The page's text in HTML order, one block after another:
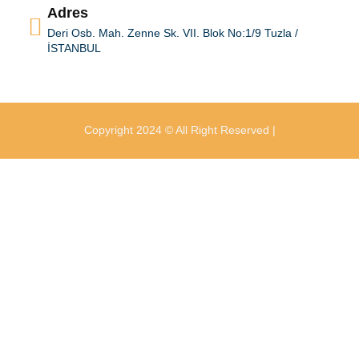
Adres
Deri Osb. Mah. Zenne Sk. VII. Blok No:1/9 Tuzla /
İSTANBUL
Copyright 2024 © All Right Reserved |